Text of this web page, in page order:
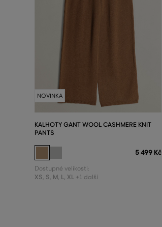
NOVINKA
KALHOTY GANT WOOL CASHMERE KNIT
PANTS
5 499 Kč
Dostupné velikosti:
XS, S, M, L, XL +1 další